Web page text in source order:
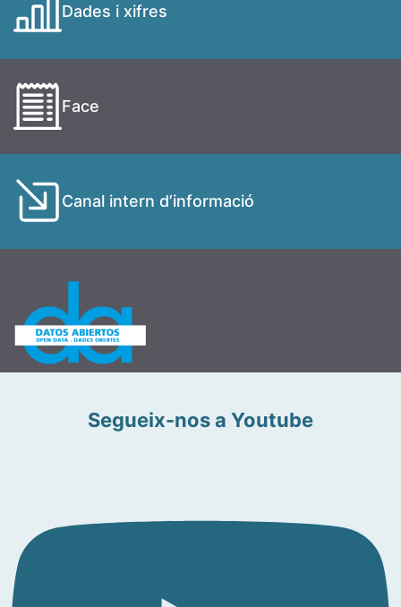
Dades i xifres
Face
Canal intern d’informació
Segueix-nos a Youtube